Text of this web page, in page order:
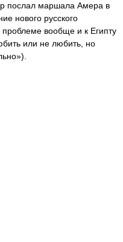
послал маршала Амера в
нового русского
проблеме вообще и к Египту
или не любить, но